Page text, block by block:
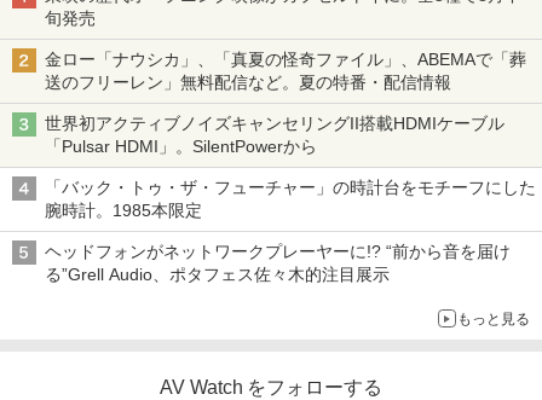
旬発売
金ロー「ナウシカ」、「真夏の怪奇ファイル」、ABEMAで「葬
送のフリーレン」無料配信など。夏の特番・配信情報
世界初アクティブノイズキャンセリングII搭載HDMIケーブル
「Pulsar HDMI」。SilentPowerから
「バック・トゥ・ザ・フューチャー」の時計台をモチーフにした
腕時計。1985本限定
ヘッドフォンがネットワークプレーヤーに!? “前から音を届け
る”Grell Audio、ポタフェス佐々木的注目展示
もっと見る
AV Watch をフォローする